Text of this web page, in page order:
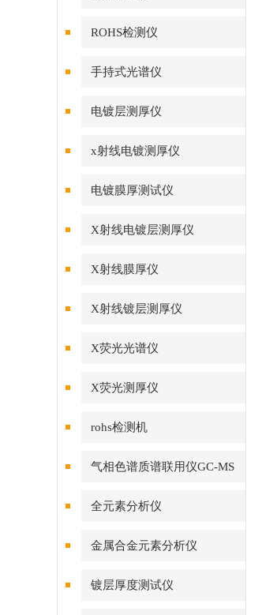
ROHS检测仪
手持式光谱仪
电镀层测厚仪
x射线电镀测厚仪
电镀膜厚测试仪
X射线电镀层测厚仪
X射线膜厚仪
X射线镀层测厚仪
X荧光光谱仪
X荧光测厚仪
rohs检测机
气相色谱质谱联用仪GC-MS
全元素分析仪
金属合金元素分析仪
镀层厚度测试仪